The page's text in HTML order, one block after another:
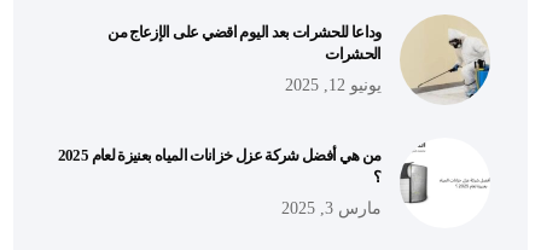
وداعا للحشرات بعد اليوم اقضي على الإزعاج من
الحشرات
يونيو 12, 2025
من هي أفضل شركة عزل خزانات المياه بعنيزة لعام 2025
؟
مارس 3, 2025